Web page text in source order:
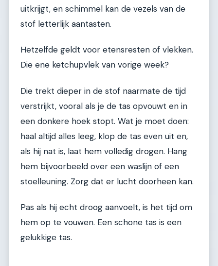
uitkrijgt, en schimmel kan de vezels van de
stof letterlijk aantasten.
Hetzelfde geldt voor etensresten of vlekken.
Die ene ketchupvlek van vorige week?
Die trekt dieper in de stof naarmate de tijd
verstrijkt, vooral als je de tas opvouwt en in
een donkere hoek stopt. Wat je moet doen:
haal altijd alles leeg, klop de tas even uit en,
als hij nat is, laat hem volledig drogen. Hang
hem bijvoorbeeld over een waslijn of een
stoelleuning. Zorg dat er lucht doorheen kan.
Pas als hij echt droog aanvoelt, is het tijd om
hem op te vouwen. Een schone tas is een
gelukkige tas.